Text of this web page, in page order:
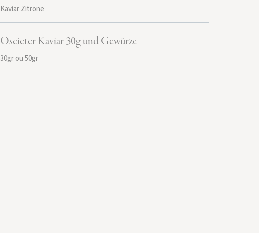
Kaviar Zitrone
Oscieter Kaviar 30g und Gewürze
30gr ou 50gr